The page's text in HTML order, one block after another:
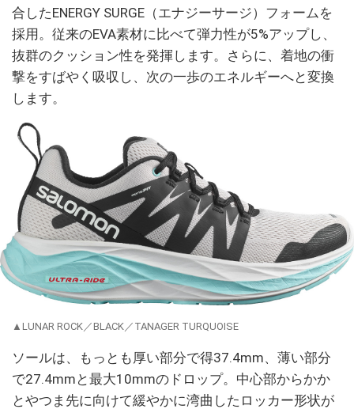
合したENERGY SURGE（エナジーサージ）フォームを
採用。従来のEVA素材に比べて弾力性が5%アップし、
抜群のクッション性を発揮します。さらに、着地の衝
撃をすばやく吸収し、次の一歩のエネルギーへと変換
します。
▲LUNAR ROCK／BLACK／TANAGER TURQUOISE
ソールは、もっとも厚い部分で得37.4mm、薄い部分
で27.4mmと最大10mmのドロップ。中心部からかか
とやつま先に向けて緩やかに湾曲したロッカー形状が